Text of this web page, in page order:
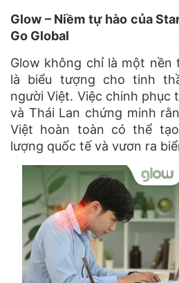
Glow – Niềm tự hào của
Go Global
Glow không chỉ là một nền
là biểu tượng cho tinh
người Việt. Việc chinh phục
và Thái Lan chứng minh
Việt hoàn toàn có thể
lượng quốc tế và vươn ra